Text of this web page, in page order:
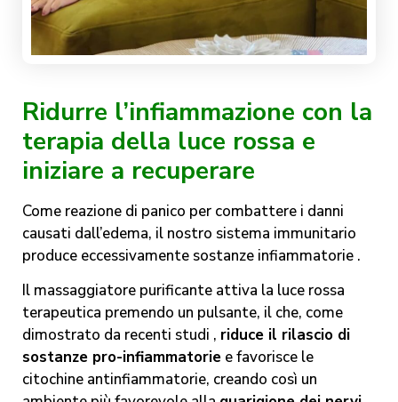
Ridurre l’infiammazione con la
terapia della luce rossa e
iniziare a recuperare
Come reazione di panico per combattere i danni
causati dall’edema, il nostro sistema immunitario
produce eccessivamente sostanze infiammatorie .
Il massaggiatore purificante attiva la luce rossa
terapeutica premendo un pulsante, il che, come
dimostrato da recenti studi , riduce il rilascio di
sostanze pro-infiammatorie e favorisce le
citochine antinfiammatorie, creando così un